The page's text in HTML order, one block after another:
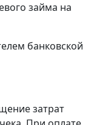
займа на
банковской
затрат